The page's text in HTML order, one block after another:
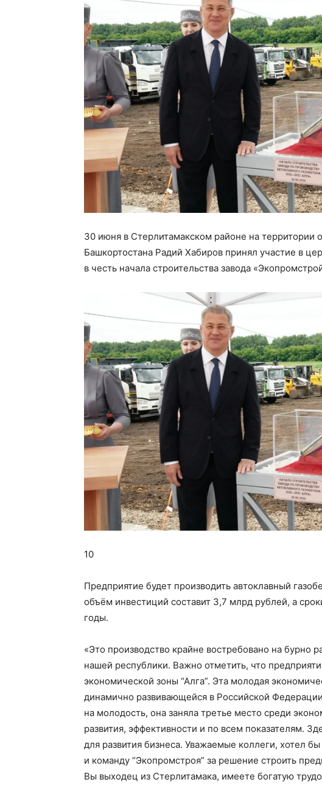
30 июня в Стерлитамакском районе на территории
Башкортостана Радий Хабиров принял участие в
в честь начала строительства завода
10
Предприятие будет производить автоклавный
объём инвестиций составит 3,7 млрд рублей, а
годы.
«Это производство крайне востребовано на бурно
нашей республики. Важно отметить, что
экономической зоны “Алга”. Эта молодая
динамично развивающейся в Российской
на молодость, она заняла третье место среди
развития, эффективности и по всем показателям.
для развития бизнеса. Уважаемые коллеги, хотел
и команду “Экопромстроя” за решение строить
Вы выходец из Стерлитамака, имеете богатую